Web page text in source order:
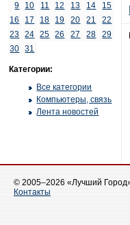
9
10 11 12 13 14
15
16
17 18 19 20 21
22
23
24 25 26 27 28
29
30
31
Категории:
Все категории
Компьютеры, связь
Лента новостей
© 2005–2026 «Лучший
Контакты